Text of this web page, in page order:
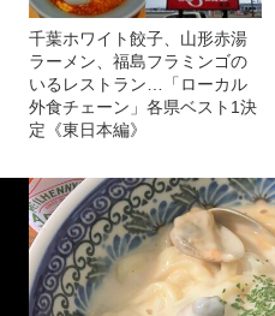
千葉ホワイト餃子、山形赤湯
ラーメン、福島フラミンゴの
いるレストラン…「ローカル
外食チェーン」各県ベスト1決
定《東日本編》